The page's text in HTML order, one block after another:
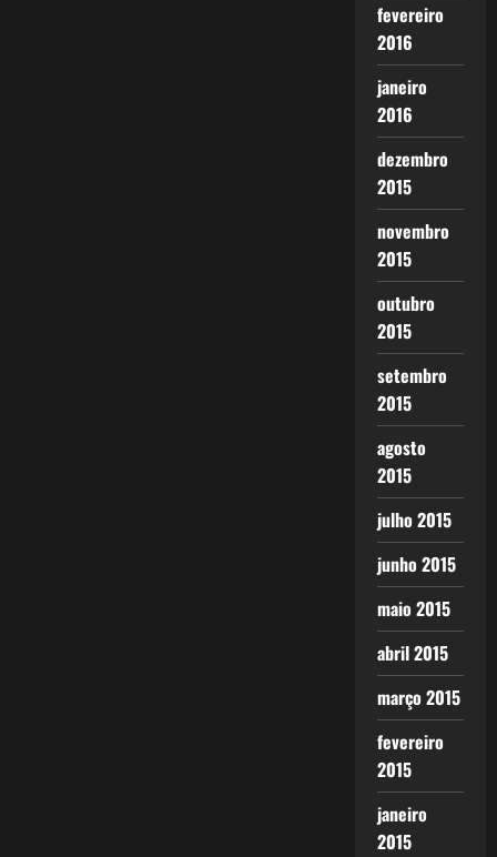
fevereiro
2016
janeiro
2016
dezembro
2015
novembro
2015
outubro
2015
setembro
2015
agosto
2015
julho 2015
junho 2015
maio 2015
abril 2015
março 2015
fevereiro
2015
janeiro
2015